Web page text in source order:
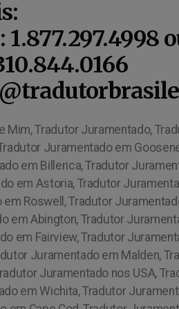
Tradutor Juramentado,
Juramentado em
em Billerica, Tradutor
em Astoria, Tradutor
Roswell, Tradutor
em Abington, Tradutor
em Fairview, Tradutor
Juramentado em Malden,
Juramentado nos USA,
em Wichita, Tradutor